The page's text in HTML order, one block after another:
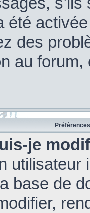
été
des
au
je
base de